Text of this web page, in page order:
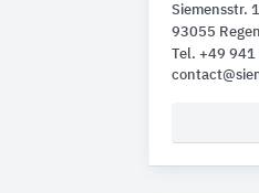
Siemensstr.
93055
Tel. +49